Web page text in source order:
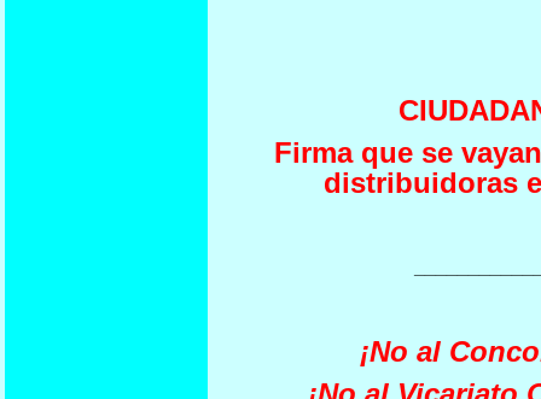
Firma que se
distribuidoras
¡No al